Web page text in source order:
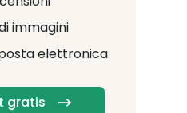
immagini
elettronica
gratis